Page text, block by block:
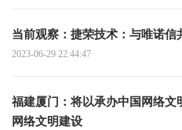
当前观察：捷荣技术：与唯诺信
2023-06-29 22:44:47
福建厦门：将以承办中国网络
网络文明建设